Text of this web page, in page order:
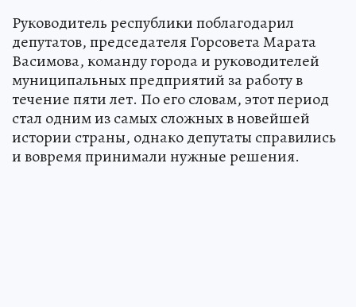
Руководитель республики поблагодарил
депутатов, председателя Горсовета Марата
Васимова, команду города и руководителей
муниципальных предприятий за работу в
течение пяти лет. По его словам, этот период
стал одним из самых сложных в новейшей
истории страны, однако депутаты справились
и вовремя принимали нужные решения.